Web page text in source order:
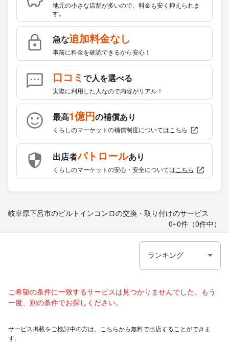
地元の小さな店舗が多いので、料金も安く抑えられま
す。
急な追加料金なし
事前に料金を確認できるから安心！
口コミで人を選べる
実際に利用した人なので内容がリアル！
最高1億円の補償あり
くらしのマーケットの補償制度については こちら
出店者パトロールあり
くらしのマーケットの安心・安全については こちら
岐阜県下呂市のビルトインコンロの交換・取り付けのサービス
0~0件（0件中）
ご希望の条件に一致するサービスは見つかりませんでした。もう
一度、別の条件でお探しください。
サービス掲載をご検討中の方は、 こちらから無料で出店することができま
す。